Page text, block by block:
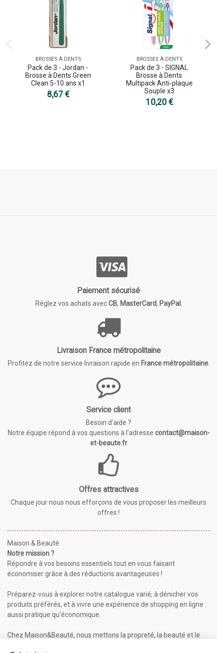
BROSSES À DENTS
Pack de 3 - Jordan -
Brosse à Dents Green
Clean 5-10 ans x1
8,67 €
BROSSES À DENTS
Pack de 3 - SIGNAL
Brosse à Dents
Multipack Anti-plaque
Souple x3
10,20 €
Paiement sécurisé
Réglez vos achats avecCB, MasterCard, PayPal.
Livraison France métropolitaine
Profitez de notre service livraison rapide en France métropolitaine.
Service client
Besoin d'aide ?
Notre équipe répond à vos questions à l'adresse contact@maison-
et-beaute.fr
Offres attractives
Chaque jour nous nous efforçons de vous proposer les meilleurs
offres !
Maison & Beauté
Notre mission ?
Répondre à vos besoins essentiels tout en vous faisant
économiser grâce à des réductions avantageuses !
Préparez-vous à explorer notre catalogue varié, à dénicher vos
produits préférés, et à vivre une expérience de shopping en ligne
aussi pratique qu'économique.
Chez Maison&Beauté, nous mettons la propreté, la beauté et le